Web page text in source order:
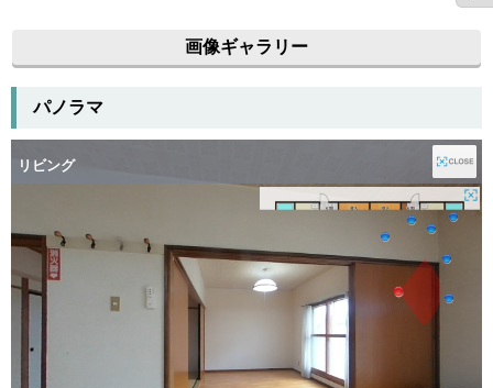
画像ギャラリー
パノラマ